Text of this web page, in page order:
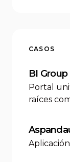
CASOS
BI Group
Portal
raíces